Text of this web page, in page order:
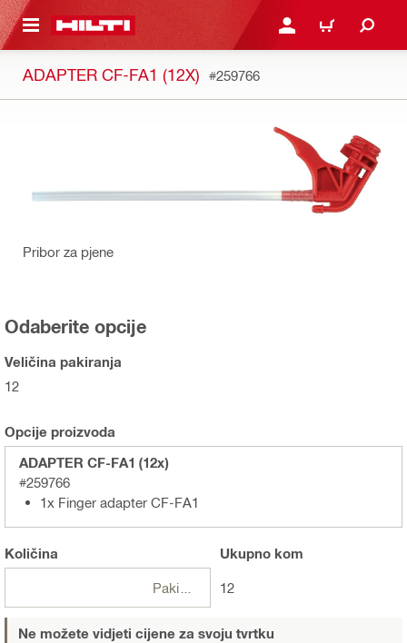
GLAVNI SADRŽAJ PRIJAVI SE ILI SE
KOŠARICA
ADAPTER CF-FA1 (12X) #259766
Pribor za pjene
Odaberite opcije
Veličina pakiranja
12
Opcije proizvoda
ADAPTER CF-FA1 (12x)
#259766
1x Finger adapter CF-FA1
Količina Ukupnokom
12
Ne možete vidjeti cijene za svoju tvrtku